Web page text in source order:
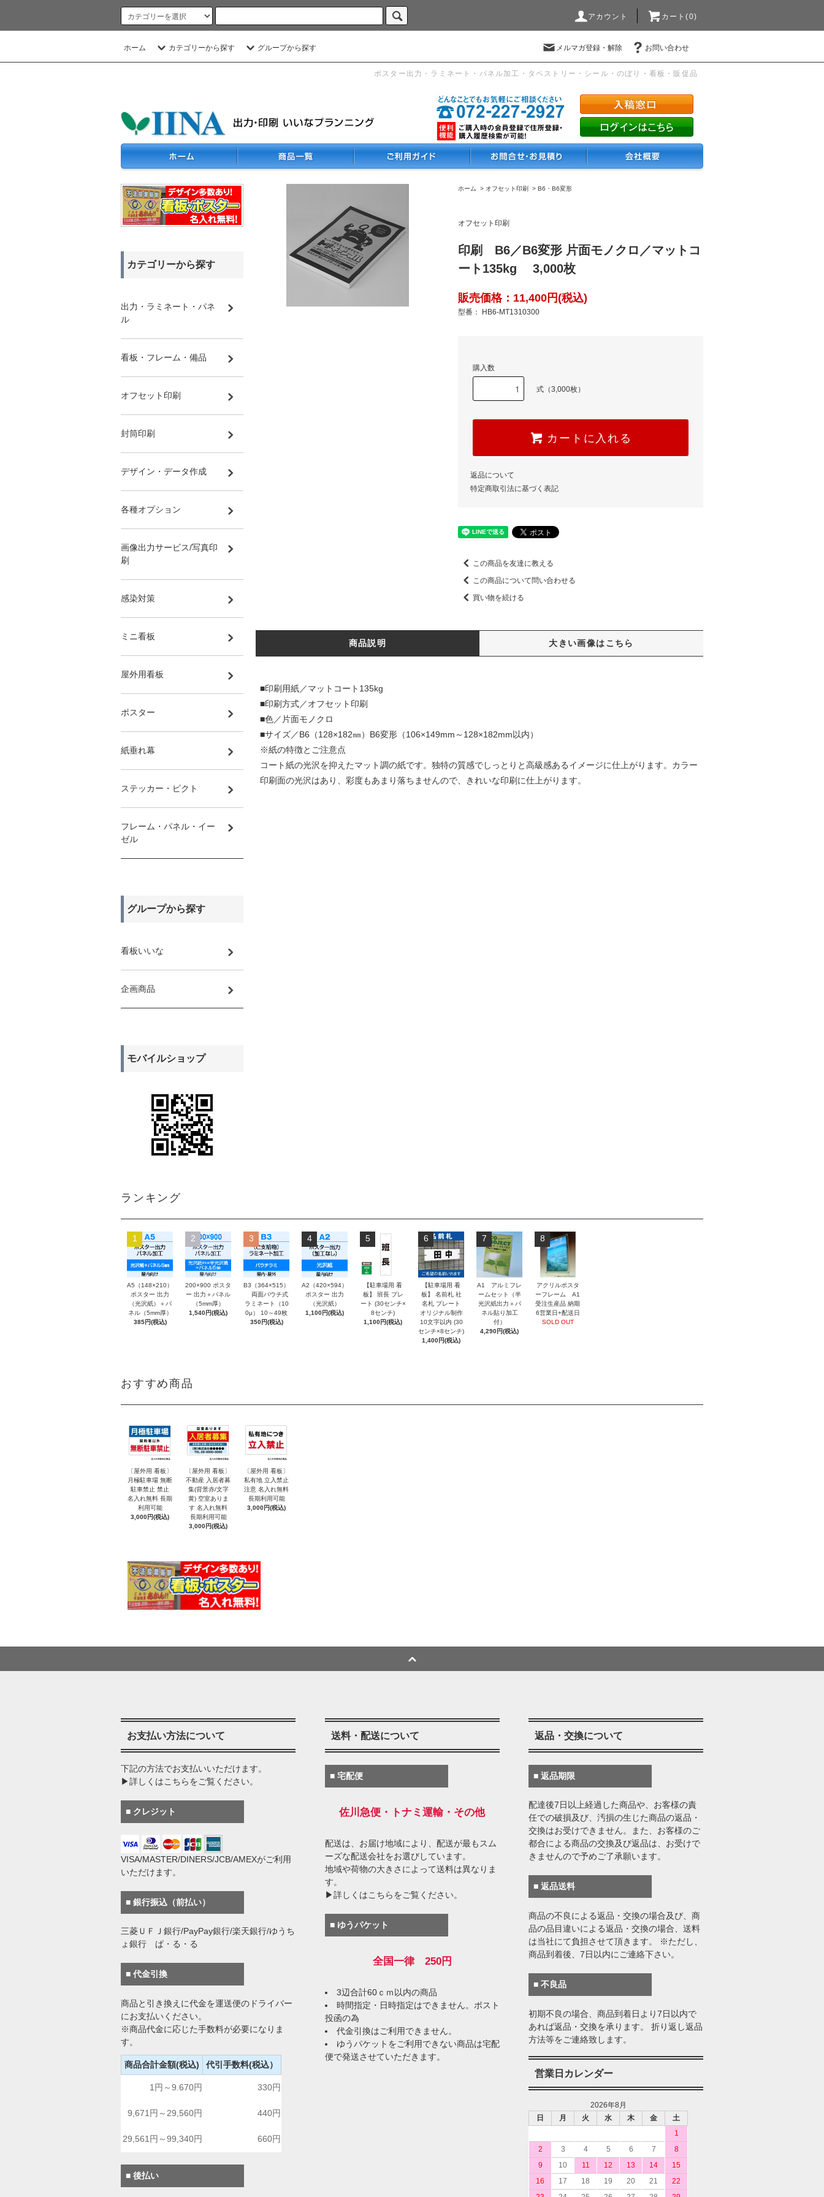
アカウント カート(0)
ホーム カテゴリーから探す グループから探す メルマガ登録・解除 お問い合わせ
ポスター出力・ラミネート・パネル加工・タペストリー・シール・のぼり・看板・販促品
ホーム > オフセット印刷 > B6・B6変形
オフセット印刷
印刷 B6／B6変形 片面モノクロ／マットコ
ート135kg 3,000枚
販売価格：11,400円(税込)
型番： HB6-MT1310300
購入数
式（3,000枚）
カートに入れる
返品について
特定商取引法に基づく表記
この商品を友達に教える
この商品について問い合わせる
買い物を続ける
商品説明 大きい画像はこちら
■印刷用紙／マットコート135kg
■印刷方式／オフセット印刷
■色／片面モノクロ
■サイズ／B6（128×182㎜）B6変形（106×149mm～128×182mm以内）
※紙の特徴とご注意点
コート紙の光沢を抑えたマット調の紙です。独特の質感でしっとりと高級感あるイメージに仕上がります。カラー
印刷面の光沢はあり、彩度もあまり落ちませんので、きれいな印刷に仕上がります。
カテゴリーから探す
出力・ラミネート・パネ
ル
看板・フレーム・備品
オフセット印刷
封筒印刷
デザイン・データ作成
各種オプション
画像出力サービス/写真印
刷
感染対策
ミニ看板
屋外用看板
ポスター
紙垂れ幕
ステッカー・ピクト
フレーム・パネル・イー
ゼル
グループから探す
看板いいな
企画商品
モバイルショップ
ランキング
1
A5（148×210）
ポスター 出力
（光沢紙）＋パ
ネル（5mm厚）
385円(税込)
2
200×900 ポスタ
ー 出力＋パネル
（5mm厚）
1,540円(税込)
3
B3（364×515）
両面パウチ式
ラミネート（10
0μ） 10～49枚
350円(税込)
4
A2（420×594）
ポスター 出力
（光沢紙）
1,100円(税込)
5
【駐車場用 看
板】 班長 プレ
ート (30センチ×
8センチ)
1,100円(税込)
6
【駐車場用 看
板】 名前札 社
名札 プレート
オリジナル制作
10文字以内 (30
センチ×8センチ)
1,400円(税込)
7
A1 アルミフレ
ームセット（半
光沢紙出力＋パ
ネル貼り加工
付）
4,290円(税込)
8
アクリルポスタ
ーフレーム A1
受注生産品 納期
6営業日+配送日
SOLD OUT
おすすめ商品
〔屋外用 看板〕
月極駐車場 無断
駐車禁止 禁止
名入れ無料 長期
利用可能
3,000円(税込)
〔屋外用 看板〕
不動産 入居者募
集(背景赤/文字
黄) 空室ありま
す 名入れ無料
長期利用可能
3,000円(税込)
〔屋外用 看板〕
私有地 立入禁止
注意 名入れ無料
長期利用可能
3,000円(税込)
お支払い方法について
下記の方法でお支払いいただけます。
▶詳しくはこちらをご覧ください。
■ クレジット
VISA/MASTER/DINERS/JCB/AMEXがご利用
いただけます。
■ 銀行振込（前払い）
三菱ＵＦＪ銀行/PayPay銀行/楽天銀行/ゆうち
ょ銀行 ぱ・る・る
■ 代金引換
商品と引き換えに代金を運送便のドライバー
にお支払いください。
※商品代金に応じた手数料が必要になりま
す。
商品合計金額(税込) 代引手数料(税込）
1円～9.670円 330円
9,671円～29,560円 440円
29,561円～99,340円 660円
■ 後払い
送料・配送について
■ 宅配便
佐川急便・トナミ運輸・その他
配送は、お届け地域により、配送が最もスム
ーズな配送会社をお選びしています。
地域や荷物の大きさによって送料は異なりま
す。
▶詳しくはこちらをご覧ください。
■ ゆうパケット
全国一律 250円
3辺合計60ｃｍ以内の商品
時間指定・日時指定はできません。ポスト
投函の為
代金引換はご利用できません。
ゆうパケットをご利用できない商品は宅配
便で発送させていただきます。
返品・交換について
■ 返品期限
配達後7日以上経過した商品や、お客様の責
任での破損及び、汚損の生じた商品の返品・
交換はお受けできません。また、お客様のご
都合による商品の交換及び返品は、お受けで
きませんので予めご了承願います。
■ 返品送料
商品の不良による返品・交換の場合及び、商
品の品目違いによる返品・交換の場合、送料
は当社にて負担させて頂きます。 ※ただし、
商品到着後、7日以内にご連絡下さい。
■ 不良品
初期不良の場合、商品到着日より7日以内で
あれば返品・交換を承ります。 折り返し返品
方法等をご連絡致します。
営業日カレンダー
2026年8月
日
月 火 水 木 金
土
1
2
3 4 5 6 7
8
9
10 11 12 13 14
15
16
17 18 19 20 21
22